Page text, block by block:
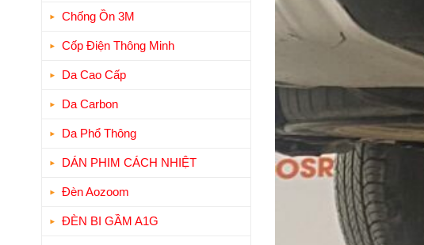
Chống Ồn 3M
Cốp Điện Thông Minh
Da Cao Cấp
Da Carbon
Da Phổ Thông
DÁN PHIM CÁCH NHIỆT
Đèn Aozoom
ĐÈN BI GẦM A1G